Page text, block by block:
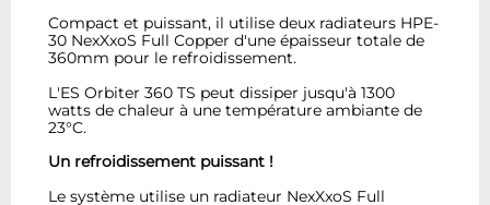
Compact et puissant, il utilise deux radiateurs HPE-
30 NexXxoS Full Copper d'une épaisseur totale de
360mm pour le refroidissement.
L'ES Orbiter 360 TS peut dissiper jusqu'à 1300
watts de chaleur à une température ambiante de
23°C.
Un refroidissement puissant !
Le système utilise un radiateur NexXxoS Full